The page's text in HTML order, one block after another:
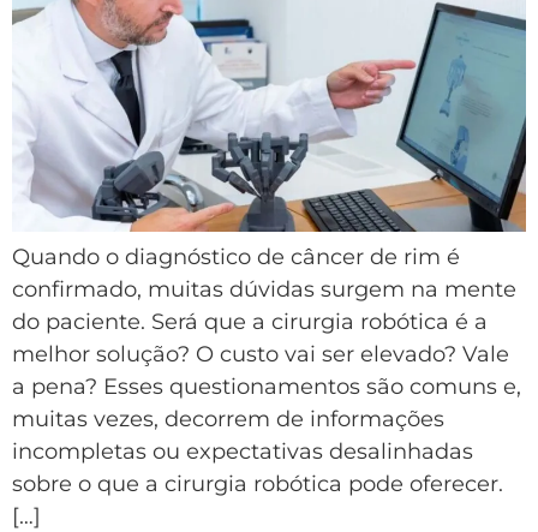
Quando o diagnóstico de câncer de rim é
confirmado, muitas dúvidas surgem na mente
do paciente. Será que a cirurgia robótica é a
melhor solução? O custo vai ser elevado? Vale
a pena? Esses questionamentos são comuns e,
muitas vezes, decorrem de informações
incompletas ou expectativas desalinhadas
sobre o que a cirurgia robótica pode oferecer.
[…]